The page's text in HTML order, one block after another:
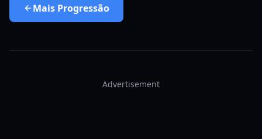
Mais Progressão
Advertisement